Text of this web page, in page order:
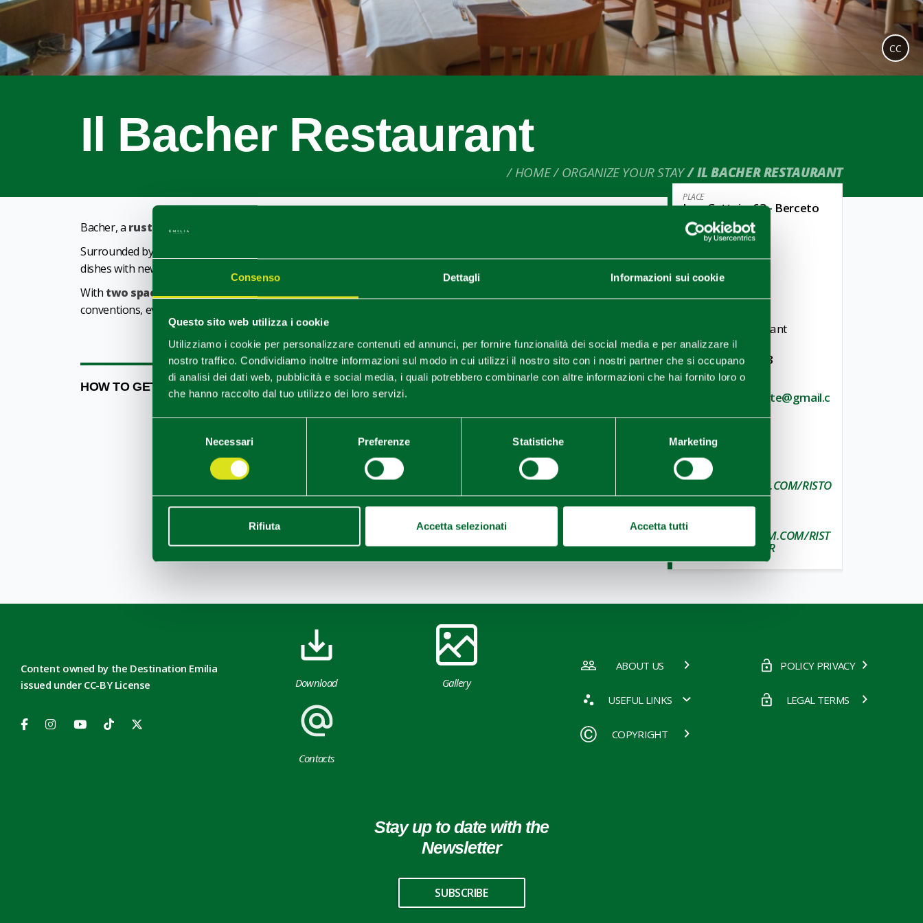
Consenso Dettagli Informazioni sui cookie
Questo sito web utilizza i cookie
Utilizziamo i cookie per personalizzare contenuti ed annunci, per fornire funzionalità dei social media e per analizzare il
nostro traffico. Condividiamo inoltre informazioni sul modo in cui utilizzi il nostro sito con i nostri partner che si occupano
di analisi dei dati web, pubblicità e social media, i quali potrebbero combinarle con altre informazioni che hai fornito loro o
che hanno raccolto dal tuo utilizzo dei loro servizi.
Necessari Preferenze Statistiche Marketing
Rifiuta Accetta selezionati Accetta tutti
Il Bacher Restaurant
HOME ORGANIZE YOUR STAY IL BACHER RESTAURANT
CC
PLACE
Loc. Cattaia, 63 - Berceto
CATEGORY
Restaurants
NETWORKS
Food & Wine
Il Bacher Restaurant
TELEPHONE
+39 0525 629093
ilbacher.ristorante@gmail.c
WEBSITE
www.ilbacher.it
FACEBOOK
WWW.FACEBOOK.COM/RISTO
RANTEILBACHER
INSTAGRAM
WWW.INSTAGRAM.COM/RIST
ORANTE.ILBACHER
Bacher, a rustic butelegant hidden-gem
Surrounded by the untouched Appennines, Bacher offers a proper
dishes with new techniques, always respecting the amazing unique ingredients this region has to offer.
With two spacious dining floorsand aprofessional dynamic team
conventions, events and much more.
HOW TO GET
Last update 19/01/2026
Content owned by the Destination Emilia
issued under CC-BY License
Download Gallery
Contacts
ABOUT US POLICY PRIVACY
USEFUL LINKS LEGAL TERMS
COPYRIGHT
Stay up to date with the
Newsletter
SUBSCRIBE